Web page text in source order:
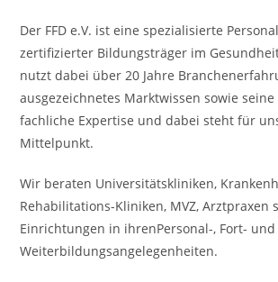
Der FFD e.V. ist eine spezialisierte
zertifizierter Bildungsträger im
nutzt dabei über 20 Jahre
ausgezeichnetes Marktwissen sowie
fachliche Expertise und dabei steht für
Mittelpunkt.
Wir beraten Universitätskliniken,
Rehabilitations-Kliniken, MVZ, Arztpraxen
Einrichtungen in ihrenPersonal-, Fort- und
Weiterbildungsangelegenheiten.